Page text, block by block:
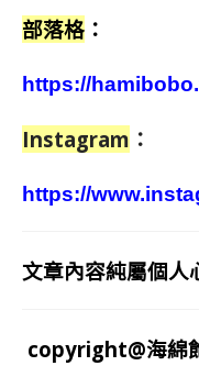
部落格 ：
https://
Instagram ：
https://
文章內容純屬個人
copyright@海綿